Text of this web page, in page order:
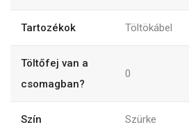
Tartozékok Töltökábel
Töltőfej van a
csomagban?
0
Szín Szürke